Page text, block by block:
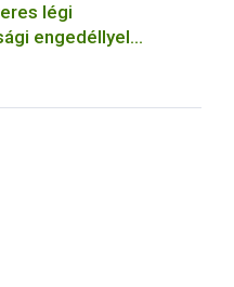
légi
engedéllyel